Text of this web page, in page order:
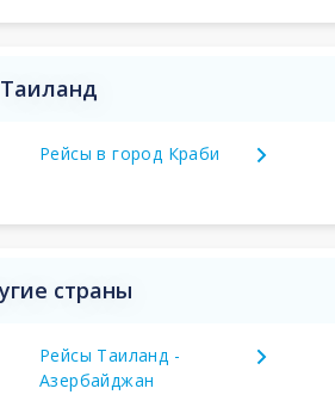
Рейсы в город Краби
страны
Рейсы Таиланд -
Азербайджан